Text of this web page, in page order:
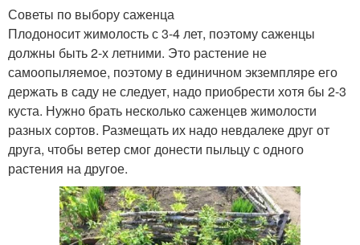
Советы по выбору саженца
Плодоносит жимолость с 3-4 лет, поэтому саженцы
должны быть 2-х летними. Это растение не
самоопыляемое, поэтому в единичном экземпляре его
держать в саду не следует, надо приобрести хотя бы 2-3
куста. Нужно брать несколько саженцев жимолости
разных сортов. Размещать их надо невдалеке друг от
друга, чтобы ветер смог донести пыльцу с одного
растения на другое.